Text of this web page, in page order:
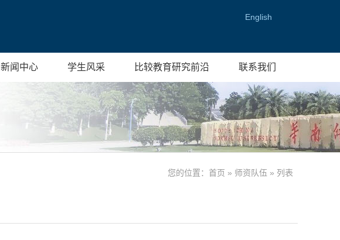
English
新闻中心 学生风采 比较教育研究前沿 联系我们
您的位置： 首页 » 师资队伍 » 列表